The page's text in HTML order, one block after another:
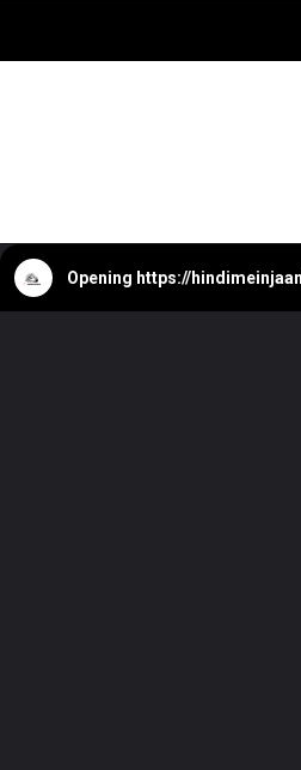
Opening https://